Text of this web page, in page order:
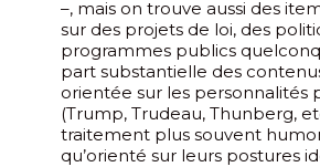
–, mais on trouve aussi des
sur des projets de loi, des
programmes publics
part substantielle des
orientée sur les personnalités
(Trump, Trudeau, Thunberg,
traitement plus souvent
qu’orienté sur leurs postures